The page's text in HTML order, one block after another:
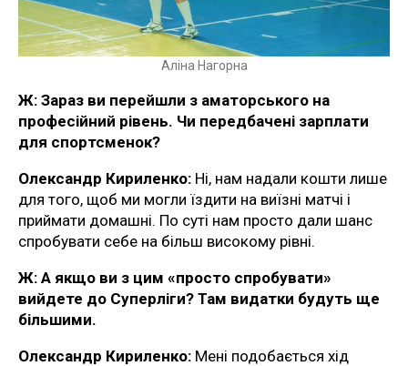
Аліна Нагорна
Ж: Зараз ви перейшли з аматорського на
професійний рівень. Чи передбачені зарплати
для спортсменок?
Олександр Кириленко: Ні, нам надали кошти лише
для того, щоб ми могли їздити на виїзні матчі і
приймати домашні. По суті нам просто дали шанс
спробувати себе на більш високому рівні.
Ж: А якщо ви з цим «просто спробувати»
вийдете до Суперліги? Там видатки будуть ще
більшими.
Олександр Кириленко: Мені подобається хід